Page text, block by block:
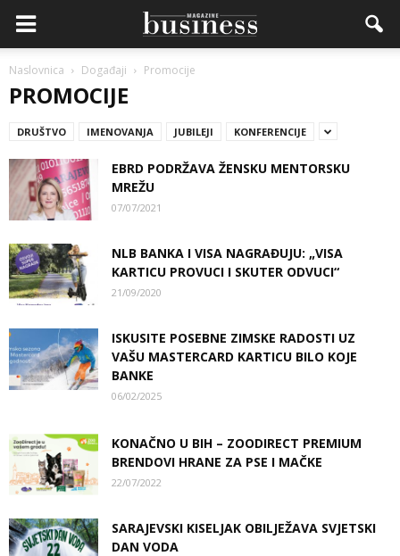
Naslovnica Događaji Promocije
PROMOCIJE
DRUŠTVO IMENOVANJA JUBILEJI KONFERENCIJE
EBRD PODRŽAVA ŽENSKU MENTORSKU
MREŽU
07/07/2021
NLB BANKA I VISA NAGRAĐUJU: „VISA
KARTICU PROVUCI I SKUTER ODVUCI“
21/09/2020
ISKUSITE POSEBNE ZIMSKE RADOSTI UZ
VAŠU MASTERCARD KARTICU BILO KOJE
BANKE
06/02/2025
KONAČNO U BIH – ZOODIRECT PREMIUM
BRENDOVI HRANE ZA PSE I MAČKE
22/07/2022
SARAJEVSKI KISELJAK OBILJEŽAVA SVJETSKI
DAN VODA